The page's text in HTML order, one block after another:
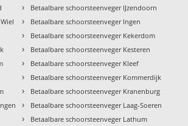
› Betaalbare schoorsteenveger IJzendoorn
› Betaalbare schoorsteenveger Ingen
› Betaalbare schoorsteenveger Kekerdom
› Betaalbare schoorsteenveger Kesteren
› Betaalbare schoorsteenveger Kleef
› Betaalbare schoorsteenveger Kommerdijk
› Betaalbare schoorsteenveger Kranenburg
› Betaalbare schoorsteenveger Laag-Soeren
› Betaalbare schoorsteenveger Lathum